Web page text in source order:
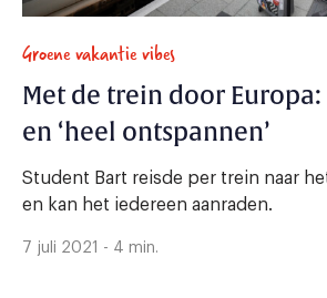
Groene vakantie vibes
Met de trein door
en ‘heel ontspannen’
Student Bart reisde per trein naar
en kan het iedereen aanraden.
7 juli 2021 - 4 min.